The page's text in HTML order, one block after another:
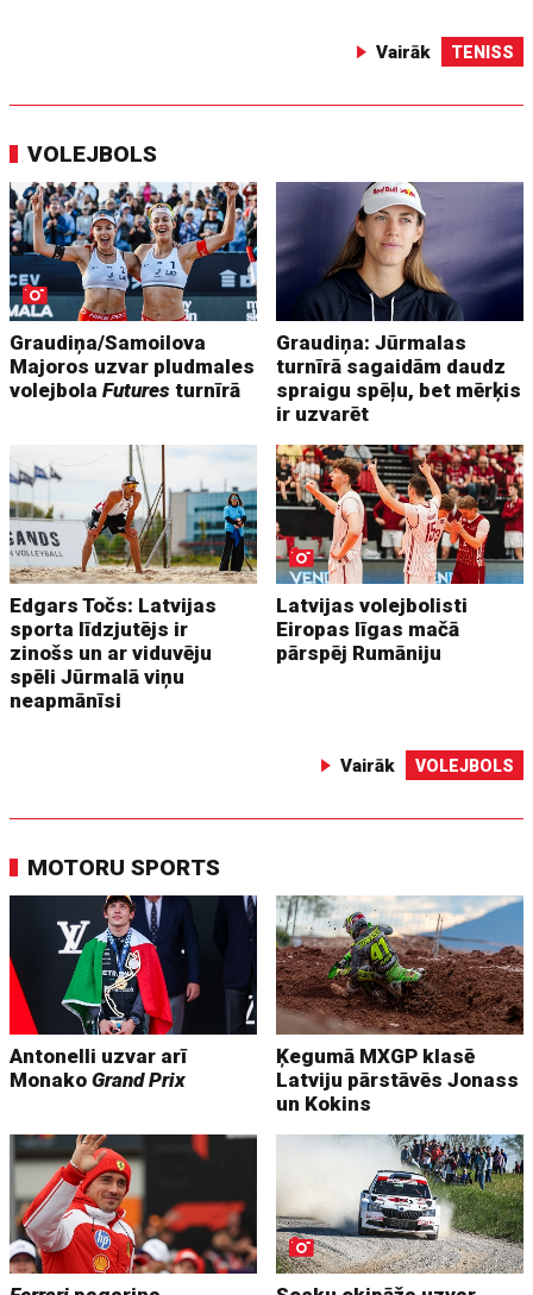
Vairāk TENISS
VOLEJBOLS
Graudiņa/Samoilova
Majoros uzvar pludmales
volejbolaFutures turnīrā
Graudiņa: Jūrmalas
turnīrā sagaidām daudz
spraigu spēļu, bet mērķis
ir uzvarēt
Edgars Točs: Latvijas
sporta līdzjutējs ir
zinošs un ar viduvēju
spēli Jūrmalā viņu
neapmānīsi
Latvijas volejbolisti
Eiropas līgas mačā
pārspēj Rumāniju
Vairāk VOLEJBOLS
MOTORU SPORTS
Antonelli uzvar arī
MonakoGrand Prix
Ķegumā MXGP klasē
Latviju pārstāvēs Jonass
un Kokins